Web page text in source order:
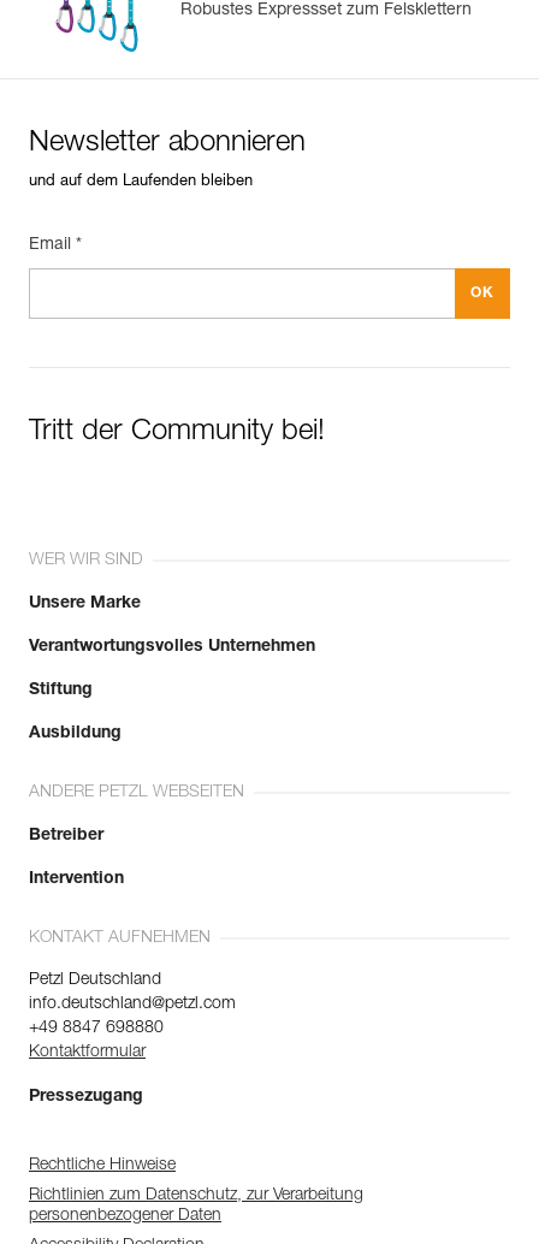
Robustes Expressset zum Felsklettern
Newsletter abonnieren
und auf dem Laufenden bleiben
Email *
Tritt der Community bei!
WER WIR SIND
Unsere Marke
Verantwortungsvolles Unternehmen
Stiftung
Ausbildung
ANDERE PETZL WEBSEITEN
Betreiber
Intervention
KONTAKT AUFNEHMEN
Petzl Deutschland
info.deutschland@petzl.com
+49 8847 698880
Kontaktformular
Pressezugang
Rechtliche Hinweise
Richtlinien zum Datenschutz, zur Verarbeitung
personenbezogener Daten